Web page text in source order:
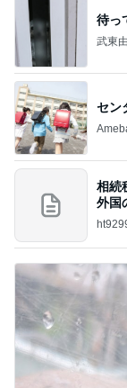
待っ
武東
セン
相続
外国
すよ